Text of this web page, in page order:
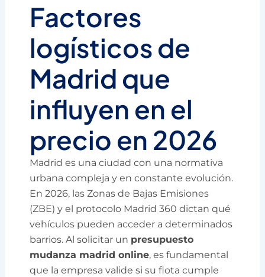
Factores
logísticos de
Madrid que
influyen en el
precio en 2026
Madrid es una ciudad con una normativa
urbana compleja y en constante evolución.
En 2026, las Zonas de Bajas Emisiones
(ZBE) y el protocolo Madrid 360 dictan qué
vehículos pueden acceder a determinados
barrios. Al solicitar un presupuesto
mudanza madrid online, es fundamental
que la empresa valide si su flota cumple